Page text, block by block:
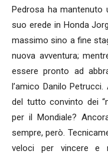
Pedrosa ha
suo erede in Honda
massimo sino a fine
nuova avventura;
essere pronto ad
l’amico Danilo
del tutto convinto dei
per il Mondiale?
sempre, però.
veloci per vincere e